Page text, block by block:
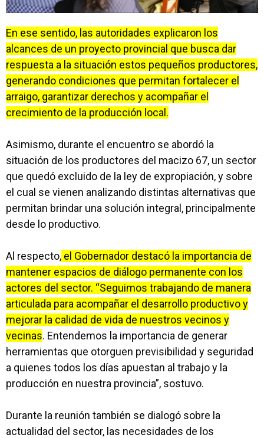
En ese sentido, las autoridades explicaron los
alcances de un proyecto provincial que busca dar
respuesta a la situación estos pequeños productores,
generando condiciones que permitan fortalecer el
arraigo, garantizar derechos y acompañar el
crecimiento de la producción local.
Asimismo, durante el encuentro se abordó la
situación de los productores del macizo 67, un sector
que quedó excluido de la ley de expropiación, y sobre
el cual se vienen analizando distintas alternativas que
permitan brindar una solución integral, principalmente
desde lo productivo.
Al respecto, el Gobernador destacó la importancia de
mantener espacios de diálogo permanente con los
actores del sector. “Seguimos trabajando de manera
articulada para acompañar el desarrollo productivo y
mejorar la calidad de vida de nuestros vecinos y
vecinas. Entendemos la importancia de generar
herramientas que otorguen previsibilidad y seguridad
a quienes todos los días apuestan al trabajo y la
producción en nuestra provincia”, sostuvo.
Durante la reunión también se dialogó sobre la
actualidad del sector, las necesidades de los